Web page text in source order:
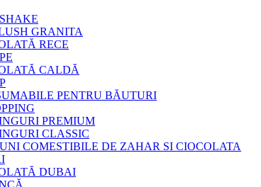
GRANITA
RECE
CALDĂ
PENTRU BĂUTURI
PREMIUM
CLASSIC
COMESTIBILE DE ZAHAR SI CIOCOLATA
DUBAI